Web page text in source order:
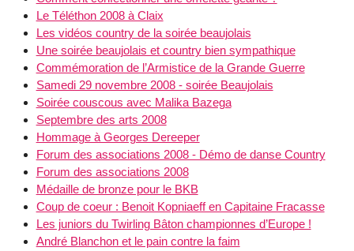
Le Téléthon 2008 à Claix
Les vidéos country de la soirée beaujolais
Une soirée beaujolais et country bien sympathique
Commémoration de l’Armistice de la Grande Guerre
Samedi 29 novembre 2008 - soirée Beaujolais
Soirée couscous avec Malika Bazega
Septembre des arts 2008
Hommage à Georges Dereeper
Forum des associations 2008 - Démo de danse Country
Forum des associations 2008
Médaille de bronze pour le BKB
Coup de coeur : Benoit Kopniaeff en Capitaine Fracasse
Les juniors du Twirling Bâton championnes d’Europe !
André Blanchon et le pain contre la faim